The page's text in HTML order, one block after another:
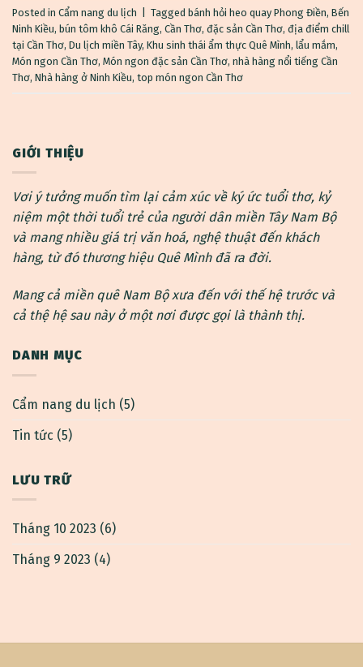
Posted in Cẩm nang du lịch Tagged bánh hỏi heo quay Phong Điền, Bến
Ninh Kiều, bún tôm khô Cái Răng, Cần Thơ, đặc sản Cần Thơ, địa điểm chill
tại Cần Thơ, Du lịch miền Tây, Khu sinh thái ẩm thực Quê Mình, lẩu mắm,
Món ngon Cần Thơ, Món ngon đặc sản Cần Thơ, nhà hàng nổi tiếng Cần
Thơ, Nhà hàng ở Ninh Kiều, top món ngon Cần Thơ
GIỚI THIỆU
Vơi ý tưởng muốn tìm lại cảm xúc về ký ức tuổi thơ, kỷ
niệm một thời tuổi trẻ của người dân miền Tây Nam Bộ
và mang nhiều giá trị văn hoá, nghệ thuật đến khách
hàng, từ đó thương hiệu Quê Mình đã ra đời.
Mang cả miền quê Nam Bộ xưa đến với thế hệ trước và
cả thệ hệ sau này ở một nơi được gọi là thành thị.
DANH MỤC
Cẩm nang du lịch (5)
Tin tức (5)
LƯU TRỮ
Tháng 10 2023 (6)
Tháng 9 2023 (4)